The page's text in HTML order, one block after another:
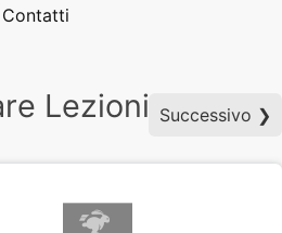
Contatti
Lezioni Successivo ❯